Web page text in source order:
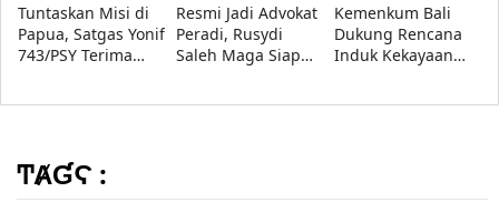
Tuntaskan Misi di
Papua, Satgas Yonif
743/PSY Terima
Resmi Jadi Advokat
Peradi, Rusydi
Saleh Maga Siap
Kemenkum Bali
Dukung Rencana
Induk Kekayaan
ͲȺƓϚ :